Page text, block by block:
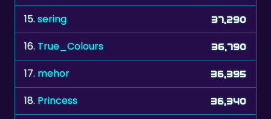
15.sering 37,290
16. True_Colours 36,790
17. mehor 36,395
18. Princess 36,340